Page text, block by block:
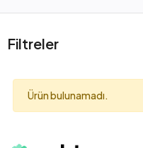
Filtreler
Ürün bulunamadı.